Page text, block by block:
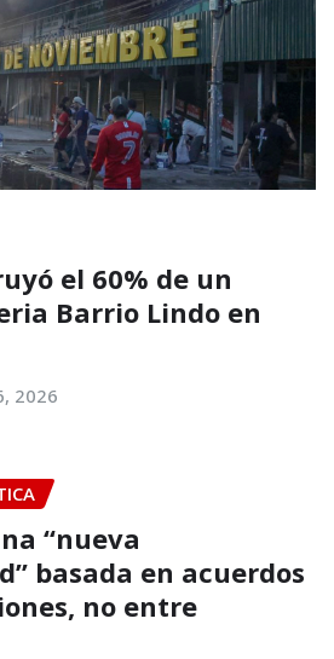
el 60% de un
Barrio Lindo en
2026
“nueva
basada en acuerdos
no entre